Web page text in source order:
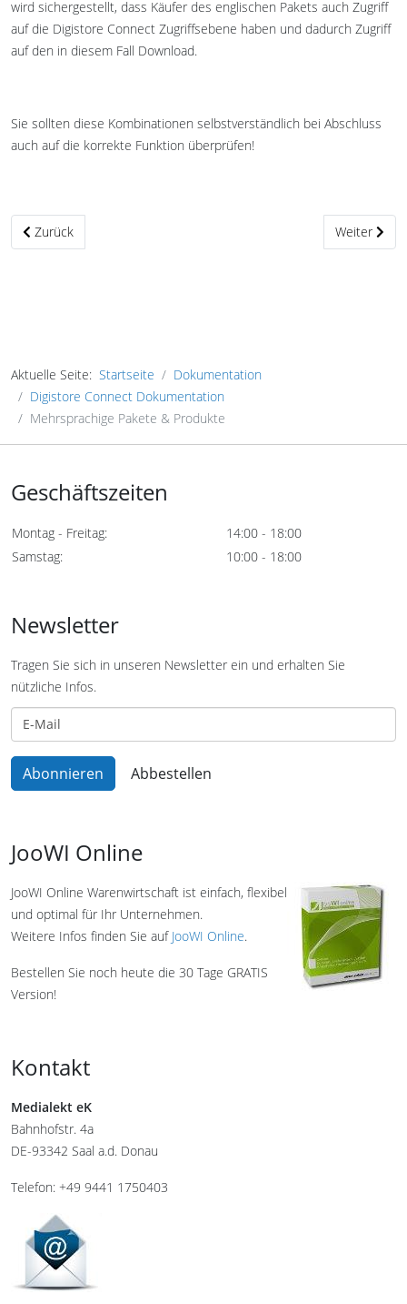
wird sichergestellt, dass Käufer des englischen Pakets auch Zugriff
auf die Digistore Connect Zugriffsebene haben und dadurch Zugriff
auf den in diesem Fall Download.
Sie sollten diese Kombinationen selbstverständlich bei Abschluss
auch auf die korrekte Funktion überprüfen!
Vorheriger Beitrag: Email Marketing mit Digistore Connect
Zurück Nächster
Weiter
Aktuelle Seite: Startseite
Dokumentation
Digistore Connect Dokumentation
Mehrsprachige Pakete & Produkte
Geschäftszeiten
Montag - Freitag:
14:00 - 18:00
Samstag:
10:00 - 18:00
Newsletter
Tragen Sie sich in unseren Newsletter ein und erhalten Sie
nützliche Infos.
JooWI Online
JooWI Online Warenwirtschaft ist einfach, flexibel
und optimal für Ihr Unternehmen.
Weitere Infos finden Sie auf JooWI Online.
Bestellen Sie noch heute die 30 Tage GRATIS
Version!
Kontakt
Medialekt eK
Bahnhofstr. 4a
DE-93342 Saal a.d. Donau
Telefon: +49 9441 1750403